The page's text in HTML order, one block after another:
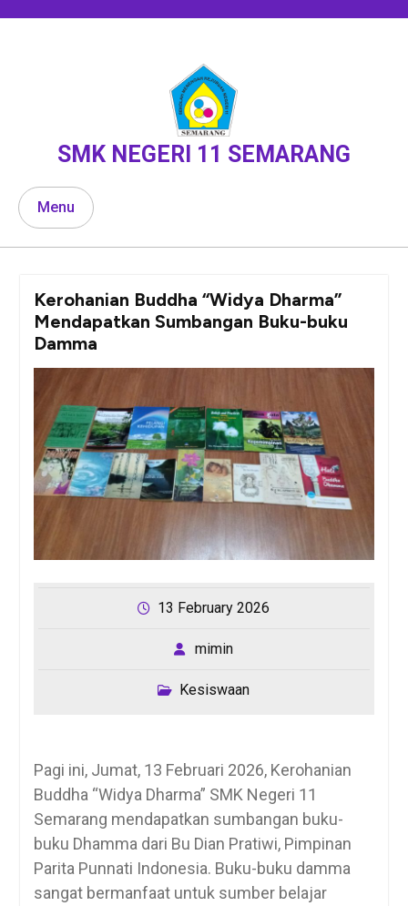
SMK NEGERI 11 SEMARANG
Menu
Kerohanian Buddha “Widya Dharma”
Mendapatkan Sumbangan Buku-buku
Damma
13 February 2026
mimin
Kesiswaan
Pagi ini, Jumat, 13 Februari 2026, Kerohanian
Buddha “Widya Dharma” SMK Negeri 11
Semarang mendapatkan sumbangan buku-
buku Dhamma dari Bu Dian Pratiwi, Pimpinan
Parita Punnati Indonesia. Buku-buku damma
sangat bermanfaat untuk sumber belajar